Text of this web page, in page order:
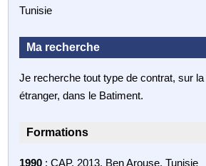
Tunisie
Ma recherche
Je recherche tout type de contrat, sur
étranger, dans le Batiment.
Formations
1990 : CAP, 2013, Ben Arouse, Tunisie